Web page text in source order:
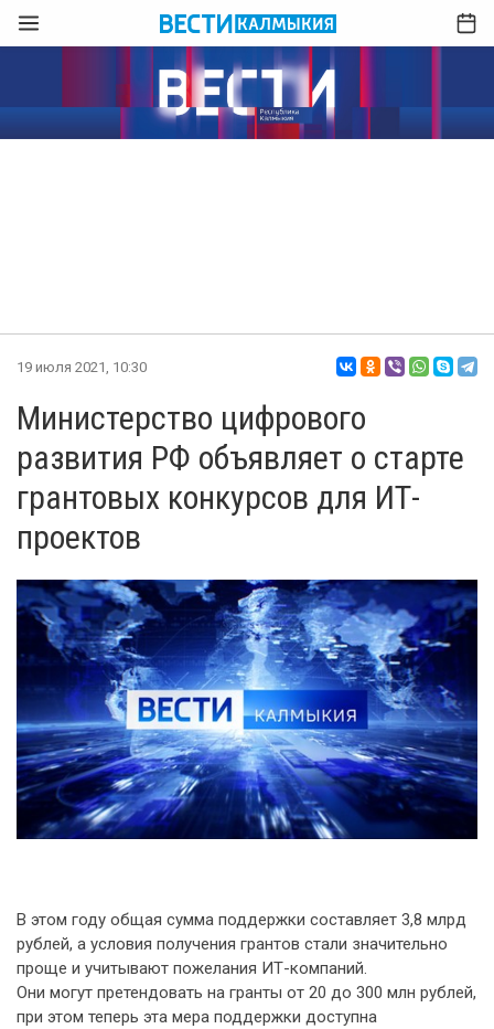
19 июля 2021, 10:30
Министерство цифрового
развития РФ объявляет о старте
грантовых конкурсов для ИТ-
проектов
В этом году общая сумма поддержки составляет 3,8 млрд
рублей, а условия получения грантов стали значительно
проще и учитывают пожелания ИТ-компаний.
Они могут претендовать на гранты от 20 до 300 млн рублей,
при этом теперь эта мера поддержки доступна